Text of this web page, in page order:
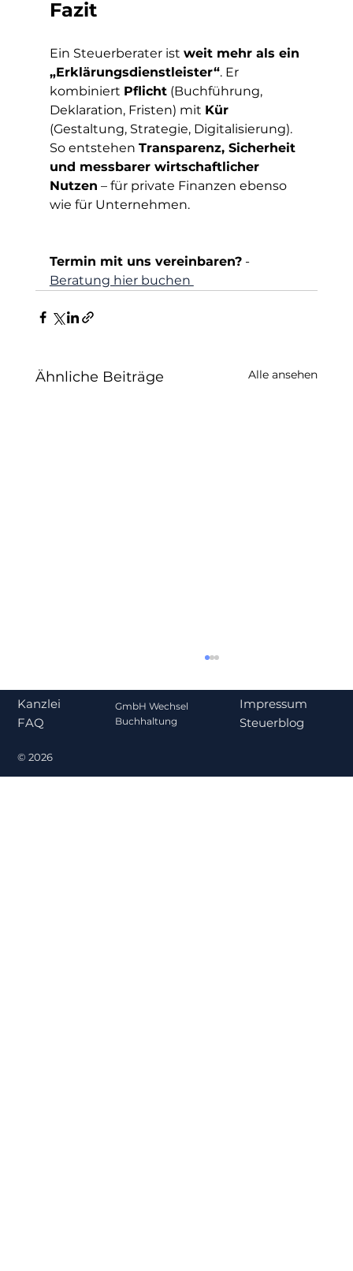
Fazit
Ein Steuerberater ist weit mehr als ein
„Erklärungsdienstleister“. Er
kombiniert Pflicht (Buchführung,
Deklaration, Fristen) mit Kür
(Gestaltung, Strategie, Digitalisierung).
So entstehen Transparenz, Sicherheit
und messbarer wirtschaftlicher
Nutzen – für private Finanzen ebenso
wie für Unternehmen.
Termin mit uns vereinbaren? -
Beratung hier buchen
Ähnliche Beiträge Alle ansehen
Kanzlei
FAQ
Impressum
Steuerblog
© 2026
GmbH Wechsel
Buchhaltung